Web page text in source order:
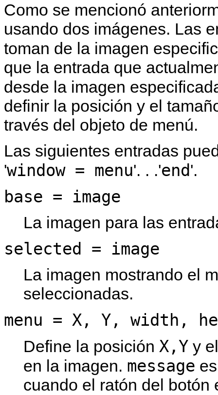
Como se mencionó
usando dos imágenes. Las
toman de la imagen
que la entrada que
desde la imagen
definir la posición y el
través del objeto de menú.
Las siguientes entradas
'window = menu'. . .'end'.
base = image
La imagen para las
selected = image
La imagen mostrando el
seleccionadas.
menu = X, Y, width,
Define la posición X,Y y
en la imagen. message
cuando el ratón del botón